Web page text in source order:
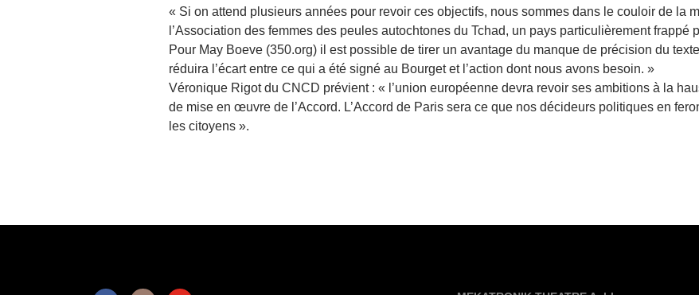
« Si on attend plusieurs années pour revoir ces objectifs, nous sommes dans le couloir de la
l’Association des femmes des peules autochtones du Tchad, un pays particulièrement frappé
Pour May Boeve (350.org) il est possible de tirer un avantage du manque de précision du
réduira l’écart entre ce qui a été signé au Bourget et l’action dont nous avons besoin. »
Véronique Rigot du CNCD prévient : « l’union européenne devra revoir ses ambitions à la
de mise en œuvre de l’Accord. L’Accord de Paris sera ce que nos décideurs politiques en
les citoyens ».